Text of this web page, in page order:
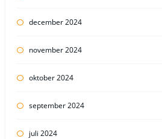
december 2024
november 2024
oktober 2024
september 2024
juli 2024